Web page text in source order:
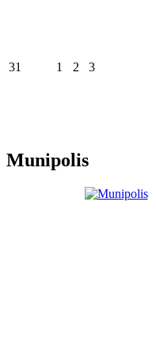
31 1 2 3
Munipolis